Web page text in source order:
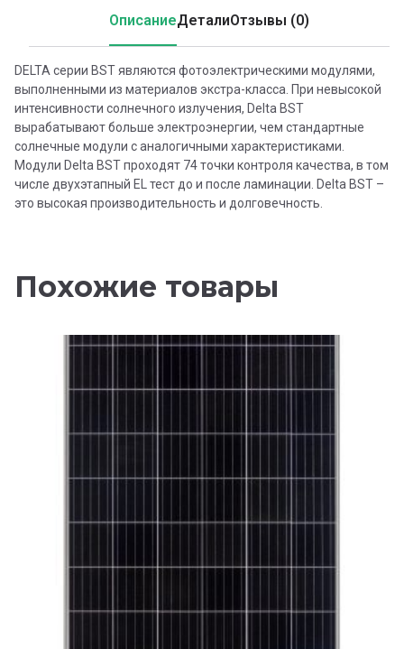
ОписаниеДеталиОтзывы (0)
DELTA серии BST являются фотоэлектрическими модулями,
выполненными из материалов экстра-класса. При невысокой
интенсивности солнечного излучения, Delta BST
вырабатывают больше электроэнергии, чем стандартные
солнечные модули с аналогичными характеристиками.
Модули Delta BST проходят 74 точки контроля качества, в том
числе двухэтапный EL тест до и после ламинации. Delta BST –
это высокая производительность и долговечность.
Похожие товары